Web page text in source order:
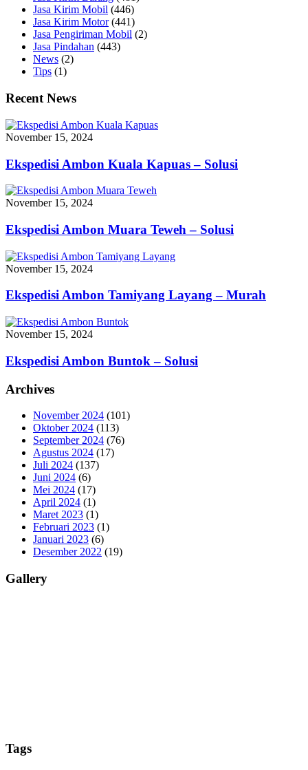
Jasa Kirim Mobil (446)
Jasa Kirim Motor(441)
Jasa Pengiriman Mobil (2)
Jasa Pindahan (443)
News (2)
Tips (1)
Recent News
November 15, 2024
Ekspedisi Ambon Kuala Kapuas – Solusi
November 15, 2024
Ekspedisi Ambon Muara Teweh – Solusi
November 15, 2024
Ekspedisi Ambon Tamiyang Layang – Murah
November 15, 2024
Ekspedisi Ambon Buntok – Solusi
Archives
November 2024 (101)
Oktober 2024 (113)
September 2024 (76)
Agustus 2024 (17)
Juli 2024 (137)
Juni 2024 (6)
Mei 2024 (17)
April 2024 (1)
Maret 2023 (1)
Februari 2023 (1)
Januari 2023 (6)
Desember 2022 (19)
Gallery
Tags